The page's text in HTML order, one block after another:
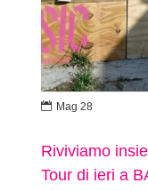
Riviviamo
Tour di ieri a
 Mag 28